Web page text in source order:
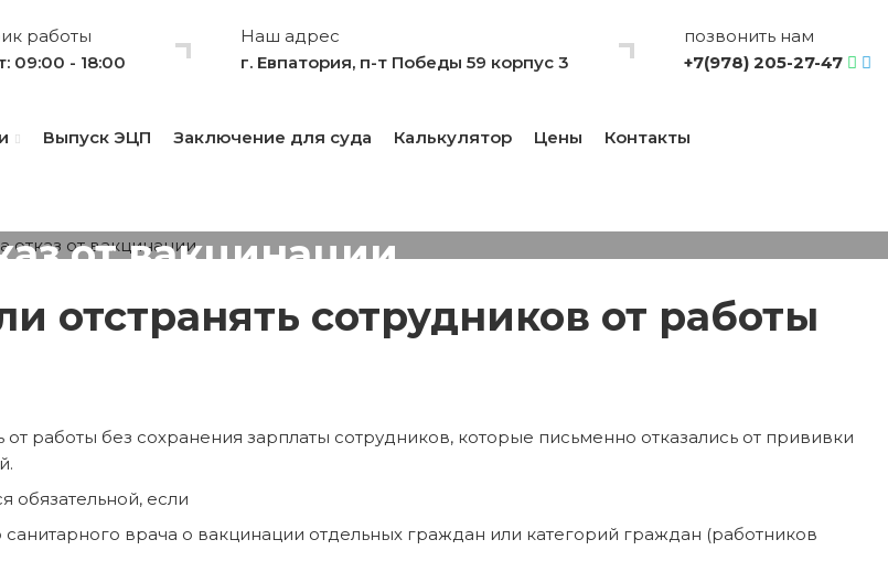
работы
09:00 - 18:00
Наш адрес
г. Евпатория, п-т Победы 59 корпус 3
позвонить нам
+7(978) 205-27-47
Выпуск ЭЦП Заключение для суда Калькулятор Цены Контакты
отстранять сотрудников от работы
от вакцинации.
отстранять сотрудников от работы
работы без сохранения зарплаты сотрудников, которые письменно отказались от прививки
обязательной, если
врача о вакцинации отдельных граждан или категорий граждан (работников